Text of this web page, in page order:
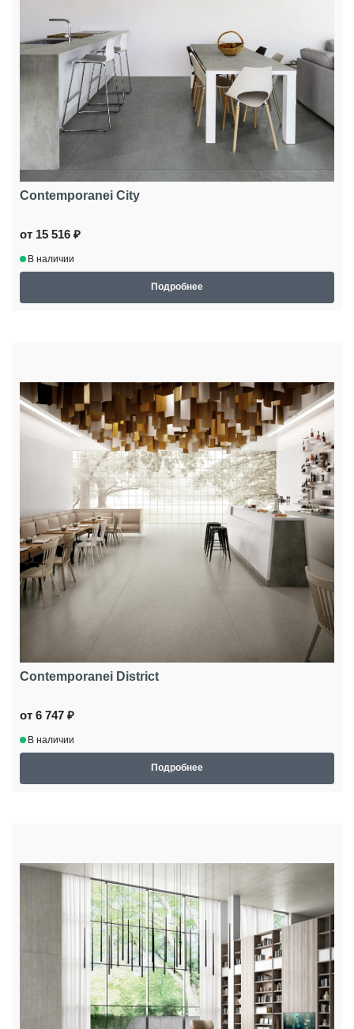
Contemporanei City
от 15 516 ₽
В наличии
Подробнее
Contemporanei District
от 6 747 ₽
В наличии
Подробнее